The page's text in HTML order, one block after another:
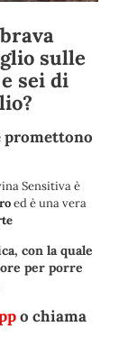
sulle
sei di
promettono
Sensitiva è
ed è una vera
con la quale
per porre
o chiama